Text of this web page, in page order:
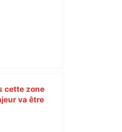
cette zone
va être